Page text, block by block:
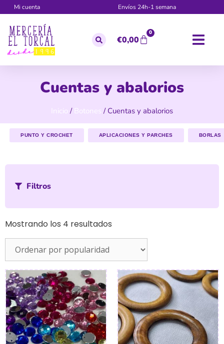
Mi cuenta Envíos 24h-1 semana
€0,00
0
Cuentas y abalorios
Inicio / Botones / Cuentas y abalorios
PUNTO Y CROCHET APLICACIONES Y PARCHES BORLAS
Filtros
Mostrando los 4 resultados